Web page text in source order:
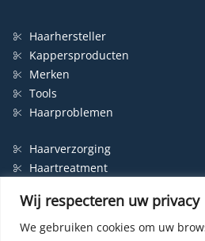
Wij respecteren uw privacy
We gebruiken cookies om uw
Haarhersteller
Kappersproducten
Merken
Tools
Haarproblemen
Haarverzorging
Haartreatment
Styling
Shampoo